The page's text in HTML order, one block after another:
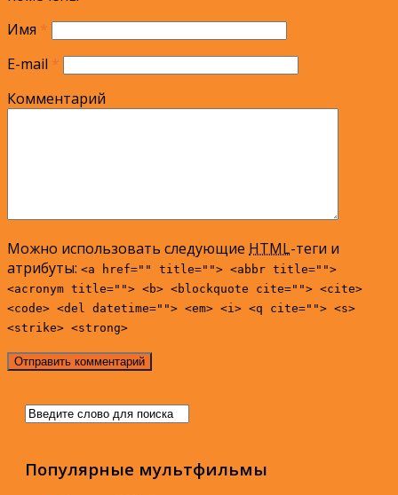
Имя *
E-mail *
Комментарий
Можно использовать следующие HTML-теги и
атрибуты: <a href="" title=""> <abbr title="">
<acronym title=""> <b> <blockquote cite=""> <cite>
<code> <del datetime=""> <em> <i> <q cite=""> <s>
<strike> <strong>
Популярные мультфильмы